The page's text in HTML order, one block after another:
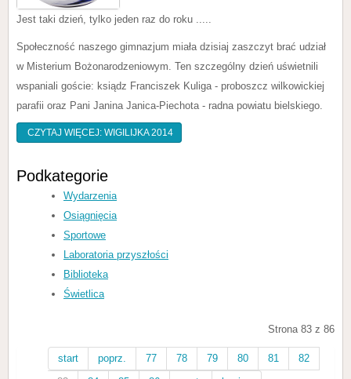
Jest taki dzień, tylko jeden raz do roku .....
Społeczność naszego gimnazjum miała dzisiaj zaszczyt brać udział
w Misterium Bożonarodzeniowym. Ten szczególny dzień uświetnili
wspaniali goście: ksiądz Franciszek Kuliga - proboszcz wilkowickiej
parafii oraz Pani Janina Janica-Piechota - radna powiatu bielskiego.
CZYTAJ WIĘCEJ: WIGILIJKA 2014
Podkategorie
Wydarzenia
Osiągnięcia
Sportowe
Laboratoria przyszłości
Biblioteka
Świetlica
Strona 83 z 86
start poprz. 77 78 79 80 81
82